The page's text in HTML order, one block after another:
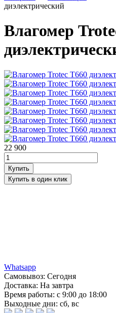
диэлектрический
Влагомер
22 900
Whatsapp
Самовывоз: Сегодня
Доставка: На завтра
Время работы: с 9:00 до 18:00
Выходные дни: сб, вс